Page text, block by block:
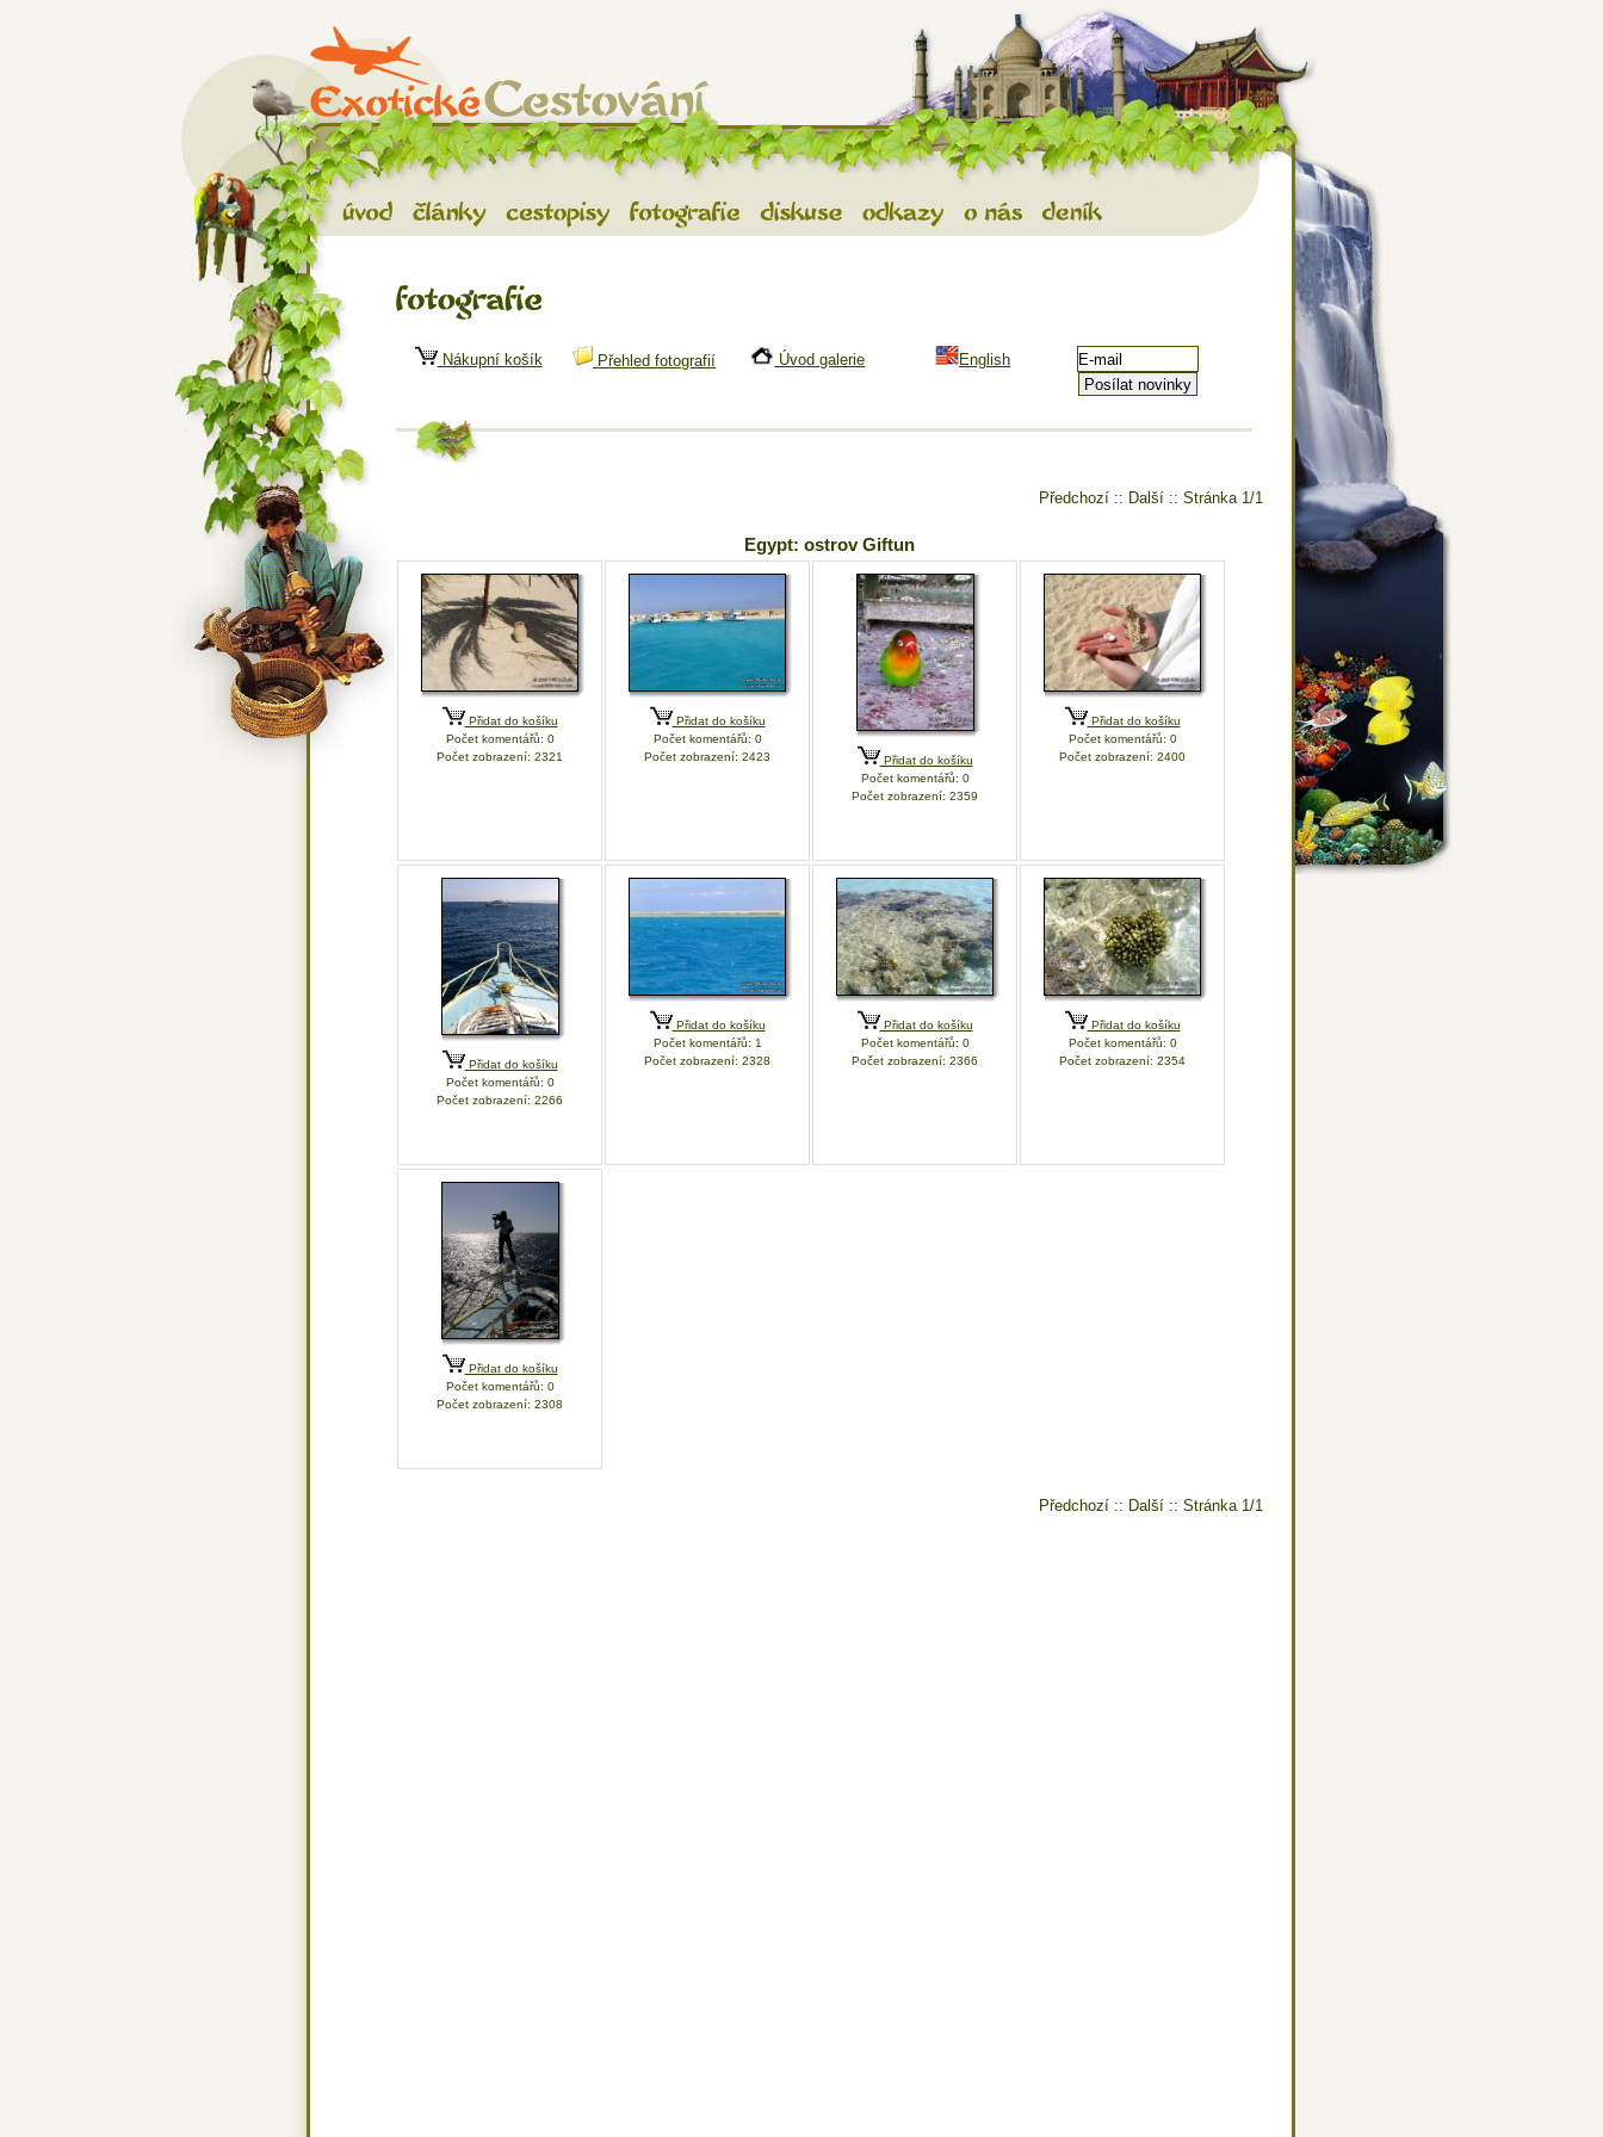
Exotické cestování - vše o exotickém cestování, cestopisy z exotických zemí, diskuse a mnoho dalšího
Fotografie
Nákupní košík Přehled fotografií Úvod galerie English
Předchozí :: Další :: Stránka 1/1
Egypt: ostrov Giftun
Přidat do košíku
Počet komentářů: 0
Počet zobrazení: 2321
Přidat do košíku
Počet komentářů: 0
Počet zobrazení: 2423
Přidat do košíku
Počet komentářů: 0
Počet zobrazení: 2359
Přidat do košíku
Počet komentářů: 0
Počet zobrazení: 2400
Přidat do košíku
Počet komentářů: 0
Počet zobrazení: 2266
Přidat do košíku
Počet komentářů: 1
Počet zobrazení: 2328
Přidat do košíku
Počet komentářů: 0
Počet zobrazení: 2366
Přidat do košíku
Počet komentářů: 0
Počet zobrazení: 2354
Přidat do košíku
Počet komentářů: 0
Počet zobrazení: 2308
Předchozí :: Další :: Stránka 1/1
Úvod Články Cestopisy Fotografie Diskuse Odkazy O nás Deník